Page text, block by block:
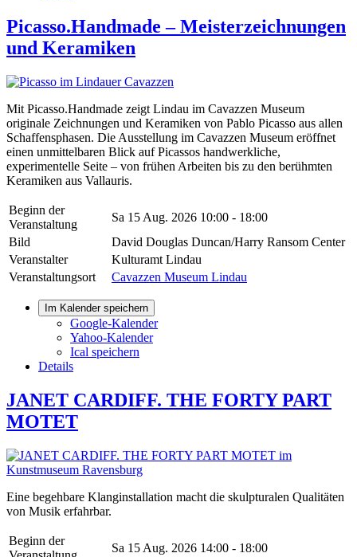
Picasso.Handmade – Meisterzeichnungen
und Keramiken
Mit Picasso.Handmade zeigt Lindau im Cavazzen Museum
originale Zeichnungen und Keramiken von Pablo Picasso aus allen
Schaffensphasen. Die Ausstellung im Cavazzen Museum eröffnet
einen unmittelbaren Blick auf Picassos handwerkliche,
experimentelle Seite – von frühen Arbeiten bis zu den berühmten
Keramiken aus Vallauris.
Beginn der
Veranstaltung
Sa 15 Aug. 2026 10:00 - 18:00
Bild
David Douglas Duncan/Harry Ransom Center
Veranstalter
Kulturamt Lindau
Veranstaltungsort
Cavazzen Museum Lindau
Im Kalender speichern
Google-Kalender
Yahoo-Kalender
Ical speichern
Details
JANET CARDIFF. THE FORTY PART
MOTET
Eine begehbare Klanginstallation macht die skulpturalen Qualitäten
von Musik erfahrbar.
Beginn der
Sa 15 Aug. 2026 14:00 - 18:00